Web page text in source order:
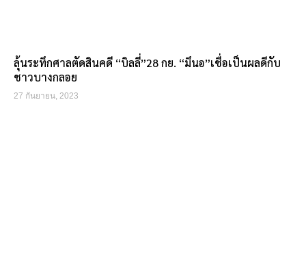
ลุ้นระทึกศาลตัดสินคดี “บิลลี่”28 กย. “มึนอ”เชื่อเป็นผลดีกับ
ชาวบางกลอย
27 กันยายน, 2023